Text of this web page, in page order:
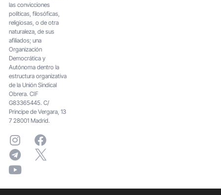
las convicciones
políticas, filosóficas,
religiosas, o de otra
naturaleza, de sus
afiliados; una
Organización
Democrática y
Autónoma dentro la
estructura organizativa
de la Unión Sindical
Obrera. CIF
G83365445. C/
Principe de Vergara, 13
7 28001 Madrid.